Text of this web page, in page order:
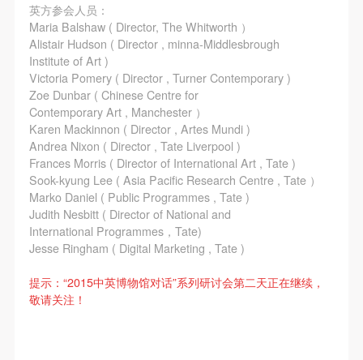
英方参会人员：
Maria Balshaw ( Director, The Whitworth ）
Alistair Hudson ( Director , minna-Middlesbrough
Institute of Art )
Victoria Pomery ( Director , Turner Contemporary )
Zoe Dunbar ( Chinese Centre for
Contemporary Art , Manchester ）
Karen Mackinnon ( Director , Artes Mundi )
Andrea Nixon ( Director , Tate Liverpool )
Frances Morris ( Director of International Art , Tate )
Sook-kyung Lee ( Asia Pacific Research Centre , Tate ）
Marko Daniel ( Public Programmes , Tate )
Judith Nesbitt ( Director of National and
International Programmes，Tate)
Jesse Ringham ( Digital Marketing , Tate )
提示：“2015中英博物馆对话”系列研讨会第二天正在继续，
敬请关注！